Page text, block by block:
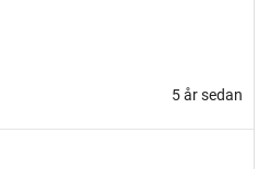
5 år sedan